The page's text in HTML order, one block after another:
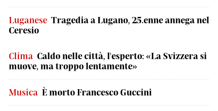
Luganese Tragedia a Lugano, 25.enne annega nel
Ceresio
Clima Caldo nelle città, l'esperto: «La Svizzera si
muove, ma troppo lentamente»
Musica È morto Francesco Guccini